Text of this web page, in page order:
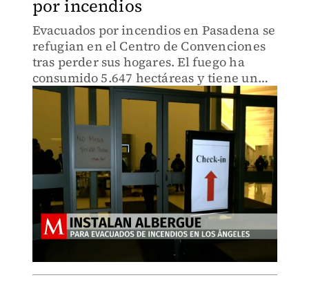
por incendios
Evacuados por incendios en Pasadena se
refugian en el Centro de Convenciones
tras perder sus hogares. El fuego ha
consumido 5.647 hectáreas y tiene un
3% de contención.